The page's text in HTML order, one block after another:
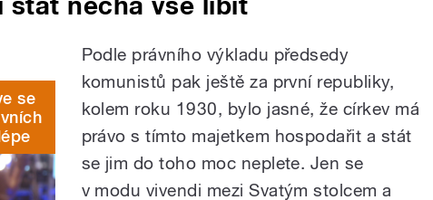
se
Podle právního výkladu předsedy
komunistů pak ještě za první republiky,
kolem roku 1930, bylo jasné, že církev má
právo s tímto majetkem hospodařit a stát
se jim do toho moc neplete. Jen se
v modu vivendi mezi Svatým stolcem a